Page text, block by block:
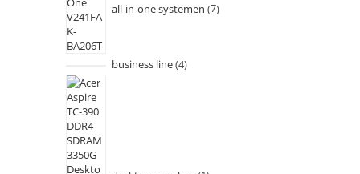
all-in-one systemen 7
business line 4